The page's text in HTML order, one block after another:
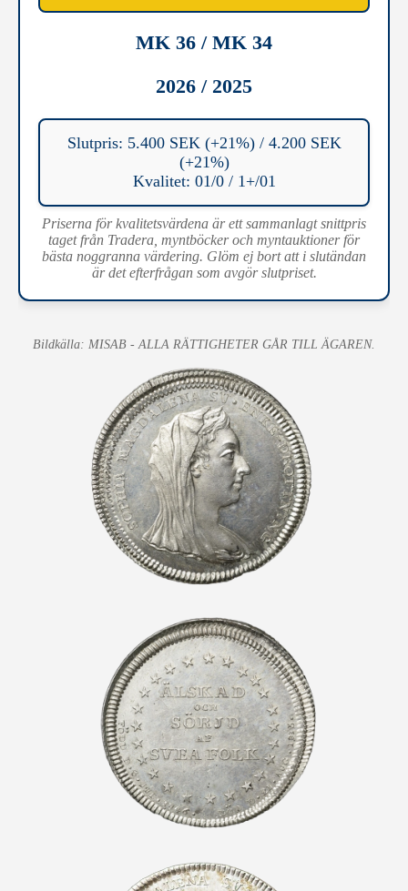
MK 36 / MK 34
2026 / 2025
Slutpris: 5.400 SEK (+21%) / 4.200 SEK
(+21%)
Kvalitet: 01/0 / 1+/01
Priserna för kvalitetsvärdena är ett sammanlagt snittpris
taget från Tradera, myntböcker och myntauktioner för
bästa noggranna värdering. Glöm ej bort att i slutändan
är det efterfrågan som avgör slutpriset.
Bildkälla: MISAB - ALLA RÄTTIGHETER GÅR TILL ÄGAREN.